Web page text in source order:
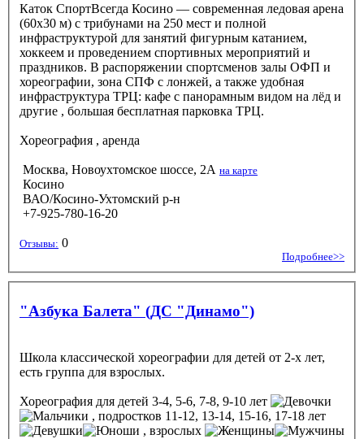
Каток СпортВсегда Косино — современная ледовая арена
(60х30 м) с трибунами на 250 мест и полной
инфраструктурой для занятий фигурным катанием,
хоккеем и проведением спортивных мероприятий и
праздников. В распоряжении спортсменов залы ОФП и
хореографии, зона СПФ с лонжей, а также удобная
инфраструктура ТРЦ: кафе с панорамным видом на лёд и
другие , большая бесплатная парковка ТРЦ.
Хореография , аренда
Москва, Новоухтомское шоссе, 2А на карте
Косино
ВАО/Косино-Ухтомский р-н
+7-925-780-16-20
Отзывы: 0
Подробнее>>
"Азбука Балета" (ДС "Динамо")
Школа классической хореографии для детей от 2-х лет,
есть группа для взрослых.
Хореография для детей 3-4, 5-6, 7-8, 9-10 лет
, подростков 11-12, 13-14, 15-16, 17-18 лет
, взрослых